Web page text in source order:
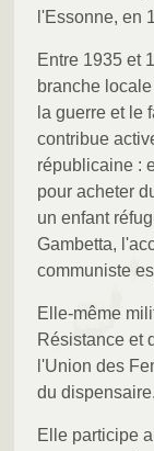
l'Essonne, en
Entre 1935 et
branche
la guerre et le
contribue
républicaine :
pour acheter
un enfant
Gambetta,
communiste
Elle-même
Résistance et
l'Union des
du dispensaire.
Elle participe